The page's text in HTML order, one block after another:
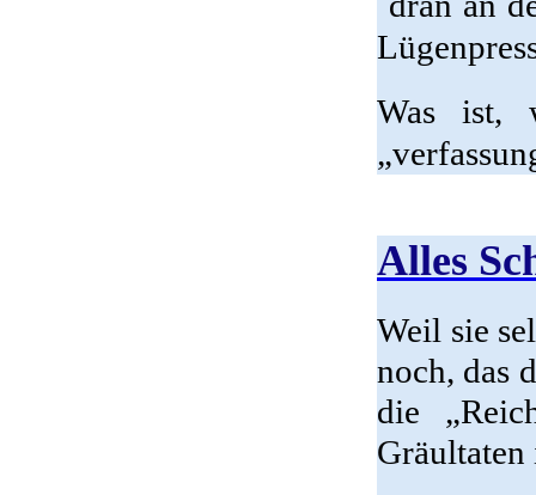
Was ist,
Alles
Weil sie
noch, das
die
Gräultaten